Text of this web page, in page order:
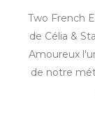
Two French
de Célia &
Amoureux
de notre